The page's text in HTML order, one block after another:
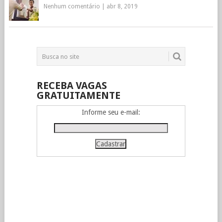
Nenhum comentário abr 8, 2019
RECEBA VAGAS
GRATUITAMENTE
Informe seu e-mail: